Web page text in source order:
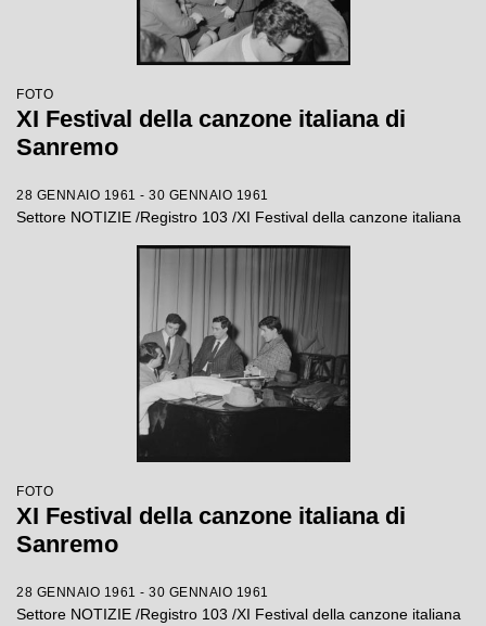
FOTO
XI Festival della canzone italiana di
Sanremo
28 GENNAIO 1961 - 30 GENNAIO 1961
Settore NOTIZIE /Registro 103 /XI Festival della canzone italiana
FOTO
XI Festival della canzone italiana di
Sanremo
28 GENNAIO 1961 - 30 GENNAIO 1961
Settore NOTIZIE /Registro 103 /XI Festival della canzone italiana